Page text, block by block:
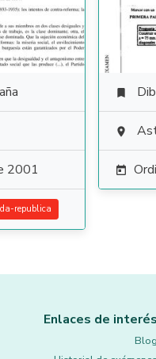
2001
republica



Enlaces de interés
Blog